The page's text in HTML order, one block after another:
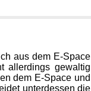
aus dem E-Space
allerdings gewaltig
dem E-Space und
unterdessen die